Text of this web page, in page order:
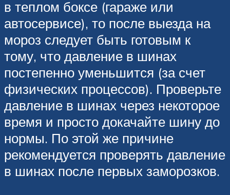
в теплом боксе (гараже или
автосервисе), то после выезда на
мороз следует быть готовым к
тому, что давление в шинах
постепенно уменьшится (за счет
физических процессов). Проверьте
давление в шинах через некоторое
время и просто докачайте шину до
нормы. По этой же причине
рекомендуется проверять давление
в шинах после первых заморозков.